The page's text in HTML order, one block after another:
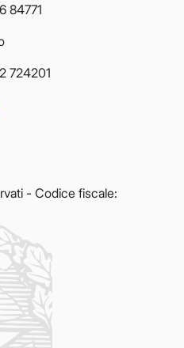
84771
724201
- Codice fiscale: